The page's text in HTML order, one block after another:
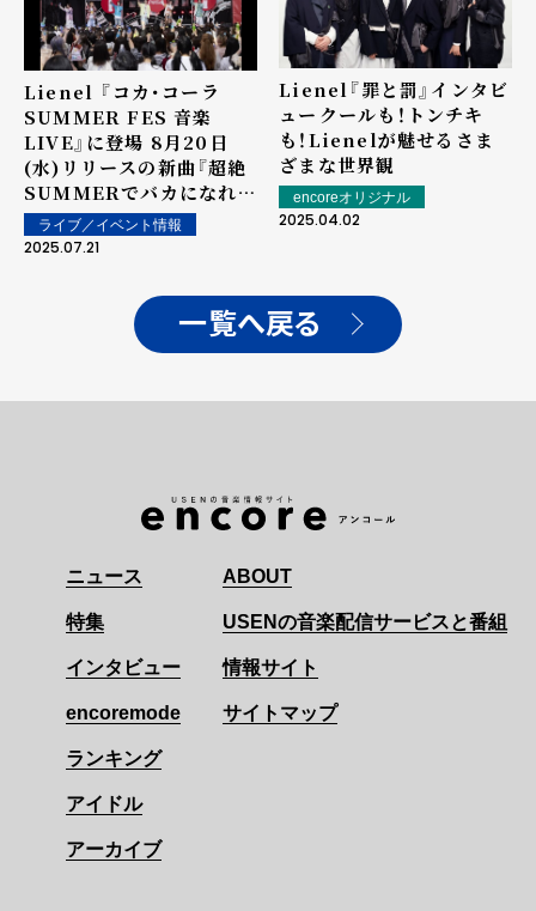
Lienel 『コカ･コーラ
SUMMER FES 音楽
LIVE』に登場 8月20日
(水)リリースの新曲『超絶
SUMMERでバカになれ』
を初披露
ライブ／イベント情報
2025.07.21
Lienel『罪と罰』インタビ
ュー――クールも！トンチキ
も！Lienelが魅せるさま
ざまな世界観
encoreオリジナル
2025.04.02
一覧へ戻る
ニュース
特集
インタビュー
encoremode
ランキング
アイドル
アーカイブ
ABOUT
USENの音楽配信サービスと番組
情報サイト
サイトマップ